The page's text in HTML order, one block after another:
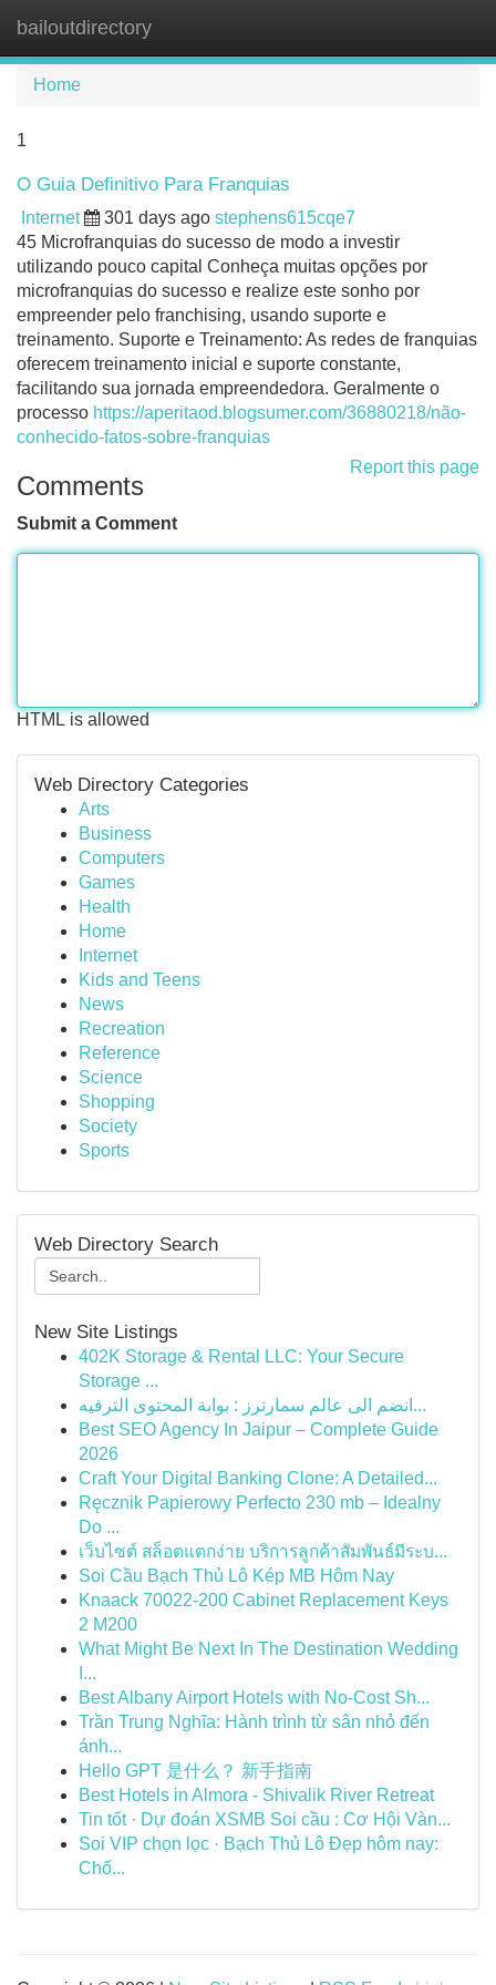
bailoutdirectory
Home
1
O Guia Definitivo Para Franquias
Internet 301 days ago stephens615cqe7
45 Microfranquias do sucesso de modo a investir
utilizando pouco capital Conheça muitas opções por
microfranquias do sucesso e realize este sonho por
empreender pelo franchising, usando suporte e
treinamento. Suporte e Treinamento: As redes de franquias
oferecem treinamento inicial e suporte constante,
facilitando sua jornada empreendedora. Geralmente o
processo https://aperitaod.blogsumer.com/36880218/não-
conhecido-fatos-sobre-franquias
Report this page
Comments
Submit a Comment
HTML is allowed
Web Directory Categories
Arts
Business
Computers
Games
Health
Home
Internet
Kids and Teens
News
Recreation
Reference
Science
Shopping
Society
Sports
Web Directory Search
New Site Listings
402K Storage & Rental LLC: Your Secure
Storage ...
انضم الى عالم سمارترز : بوابة المحتوى الترفيه...
Best SEO Agency In Jaipur – Complete Guide
2026
Craft Your Digital Banking Clone: A Detailed...
Ręcznik Papierowy Perfecto 230 mb – Idealny
Do ...
เว็บไซต์ สล็อตแตกง่าย บริการลูกค้าสัมพันธ์มีระบ...
Soi Cầu Bạch Thủ Lô Kép MB Hôm Nay
Knaack 70022-200 Cabinet Replacement Keys
2 M200
What Might Be Next In The Destination Wedding
I...
Best Albany Airport Hotels with No-Cost Sh...
Trần Trung Nghĩa: Hành trình từ sân nhỏ đến
ánh...
Hello GPT 是什么？ 新手指南
Best Hotels in Almora - Shivalik River Retreat
Tin tốt · Dự đoán XSMB Soi cầu : Cơ Hội Vàn...
Soi VIP chọn lọc · Bạch Thủ Lô Đẹp hôm nay:
Chố...